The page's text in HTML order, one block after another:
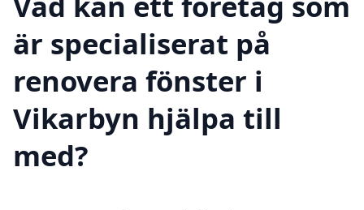
är specialiserat på
renovera fönster i
Vikarbyn hjälpa till
med?